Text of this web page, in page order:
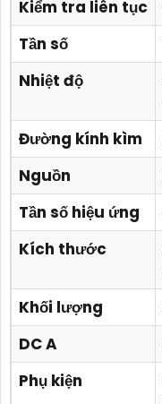
Kiểm tra liên tục
Tần số
Nhiệt độ
Đường kính kìm
Nguồn
Tần số hiệu ứng
Kích thước
Khối lượng
DC A
Phụ kiện